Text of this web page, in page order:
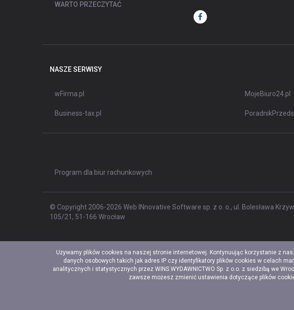
WARTO PRZECZYTAĆ
NASZE SERWISY
wFirma.pl
Business-tax.pl
MojeBiuro24.pl
Program dla biur rachunkowych
© Copyright 2006-2026 Web INnovative Software sp. z o. o., ul. Bolesława
105/21, 51-166 Wrocław
Używamy plików cookies na naszej stronie internetowej. Kontynuując korzystanie z
danych osobowych takich jak adres IP czy identyfikatory plików cookies w celach
analitycznych i statystycznych przez WINS WYDAWNICTWO Sp. z o.o. z siedzibą we
zawsze możesz zmienić ustawienia dotyczące plików